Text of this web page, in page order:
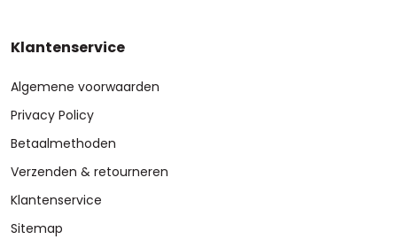
Klantenservice
Algemene voorwaarden
Privacy Policy
Betaalmethoden
Verzenden & retourneren
Klantenservice
Sitemap